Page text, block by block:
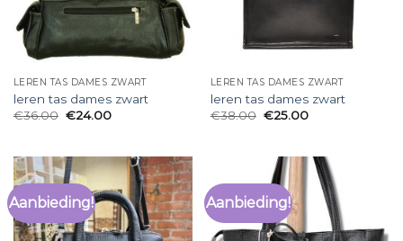
LEREN TAS DAMES ZWART
leren tas dames zwart
€36.00 €24.00
LEREN TAS DAMES ZWART
leren tas dames zwart
€38.00 €25.00
Aanbieding! Aanbieding!